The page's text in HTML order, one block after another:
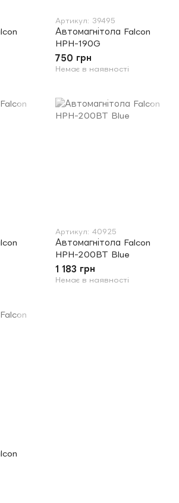
Артикул: 39495
Автомагнітола Falcon
HPH-190G
750 грн
Немає в наявності
Артикул: 40925
Автомагнітола Falcon
HPH-200BT Blue
1 183 грн
Немає в наявності